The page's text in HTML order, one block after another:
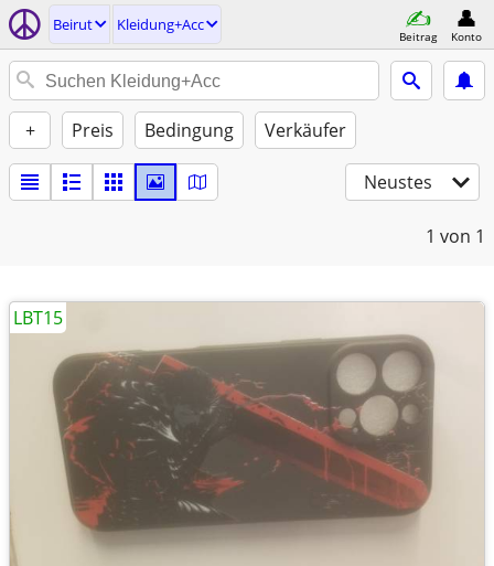
Beirut Kleidung+Acc
Beitrag Konto
+ Preis Bedingung Verkäufer
Neustes
1 von 1
LBT15